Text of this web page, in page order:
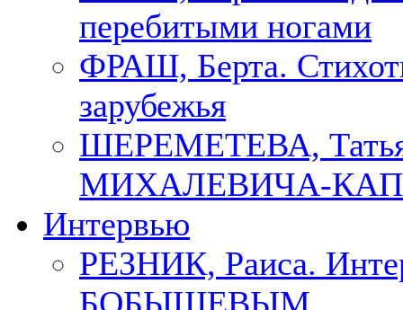
перебитыми ногами
ФРАШ, Берта.
зарубежья
ШЕРЕМЕТЕВА,
МИХАЛЕВИЧА-
Интервью
РЕЗНИК, Раиса.